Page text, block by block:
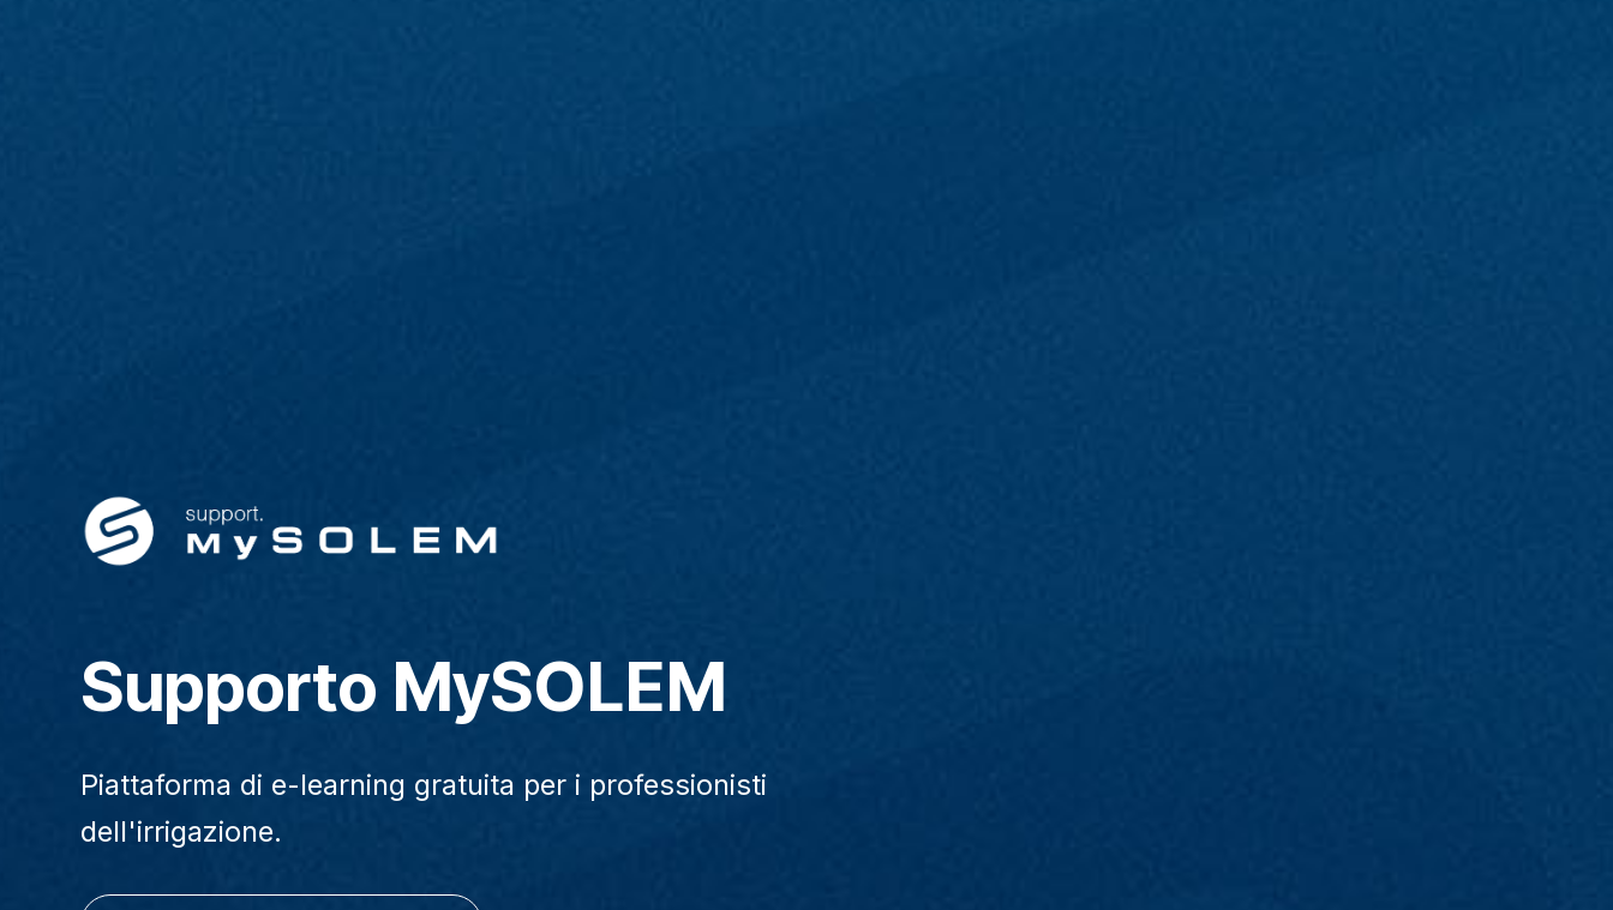
Supporto MySOLEM
Piattaforma di e-learning gratuita per i professionisti
dell'irrigazione.